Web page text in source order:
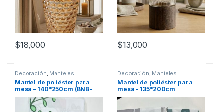
$18,000 $13,000
Decoración, Manteles
Mantel de poliéster para
mesa – 140*250cm (BNB-
45833)
Decoración, Manteles
Mantel de poliéster para
mesa – 135*200cm